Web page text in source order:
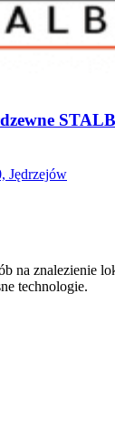
Jędrzejów
na znalezienie
technologie.